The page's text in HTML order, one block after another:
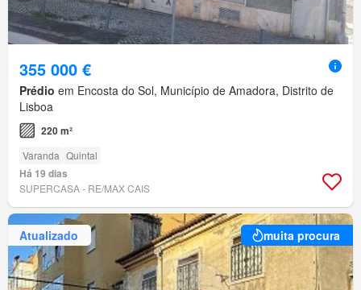
355 000 €
Prédio em Encosta do Sol, Município de Amadora, Distrito de
Lisboa
220 m²
Varanda Quintal
Há 19 dias
SUPERCASA - RE/MAX CAIS
Atualizado muita procura